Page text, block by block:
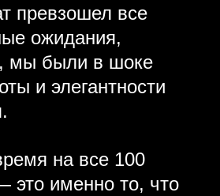
превзошел все
ожидания,
мы были в шоке
и элегантности
на все 100
это именно то, что